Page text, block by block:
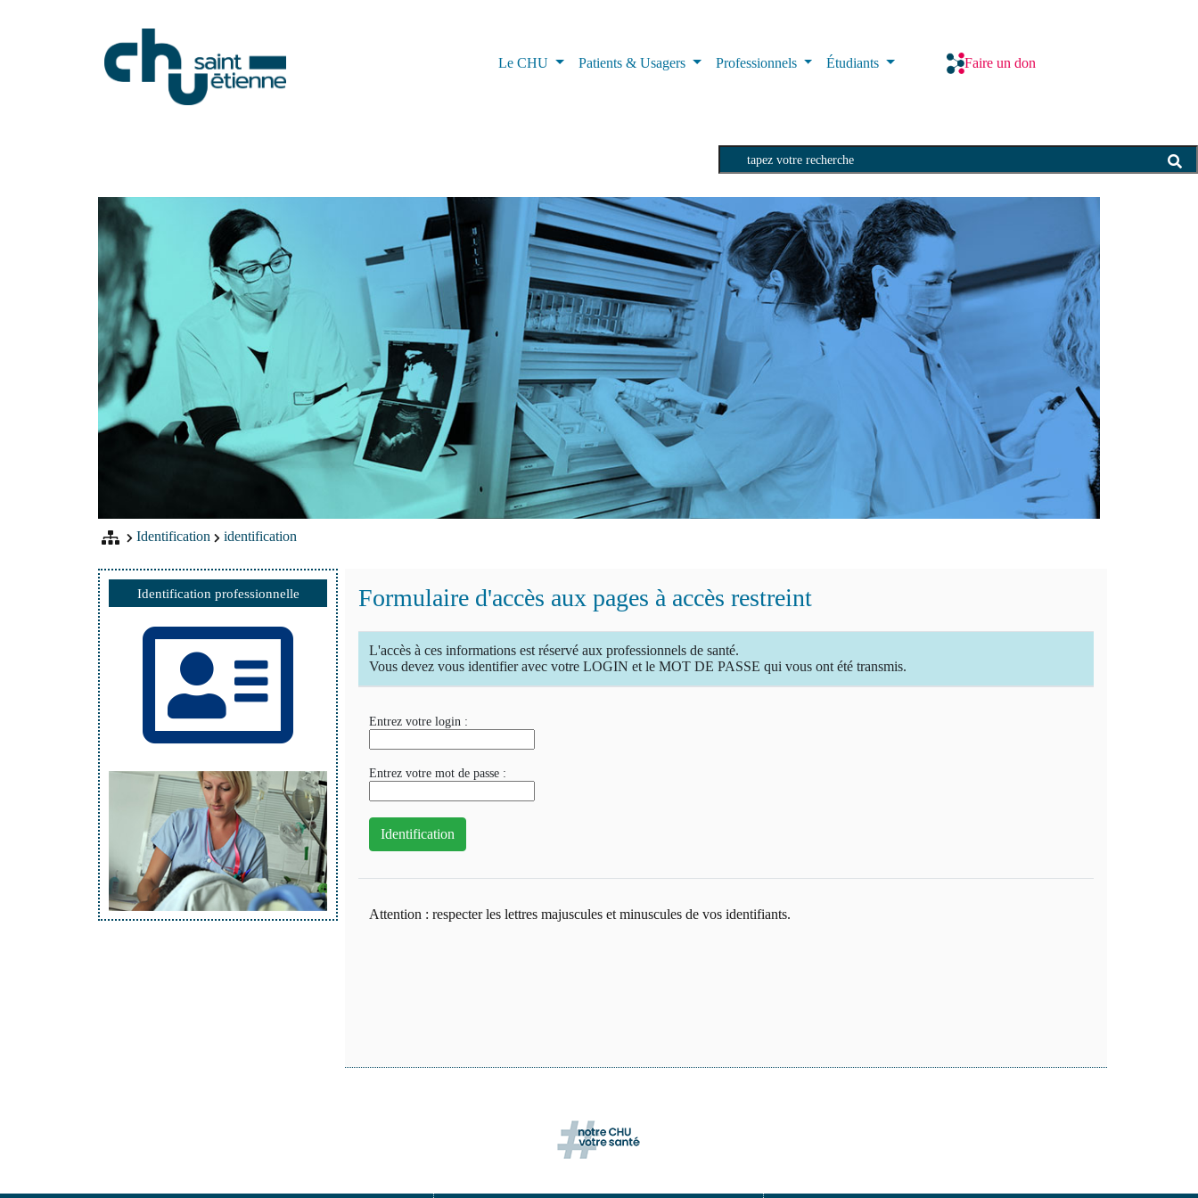
Le CHU Patients & Usagers Professionnels Étudiants Faire un don
Identification identification
Identification professionnelle Formulaire d'accès aux pages à accès restreint
L'accès à ces informations est réservé aux professionnels de santé.
Vous devez vous identifier avec votre LOGIN et le MOT DE PASSE qui vous ont été transmis.
Entrez votre login :
Entrez votre mot de passe :
Attention : respecter les lettres majuscules et minuscules de vos identifiants.